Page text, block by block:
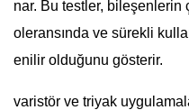
nar. Bu testler, bileşenlerin
oleransında ve sürekli
enilir olduğunu gösterir.
varistör ve triyak